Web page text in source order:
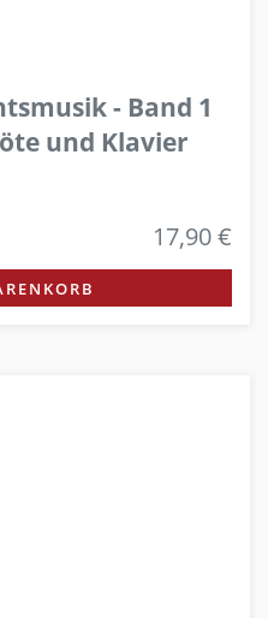
- Band 1
und Klavier
17,90 €